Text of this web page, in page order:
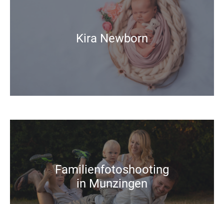
Kira Newborn
Familienfotoshooting
in Munzingen